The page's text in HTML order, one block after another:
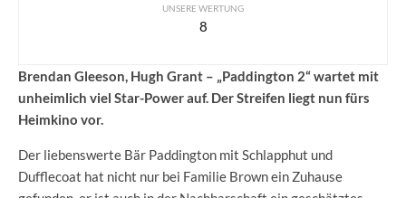
UNSERE WERTUNG
8
Brendan Gleeson, Hugh Grant – „Paddington 2“ wartet mit
unheimlich viel Star-Power auf. Der Streifen liegt nun fürs
Heimkino vor.
Der liebenswerte Bär Paddington mit Schlapphut und
Dufflecoat hat nicht nur bei Familie Brown ein Zuhause